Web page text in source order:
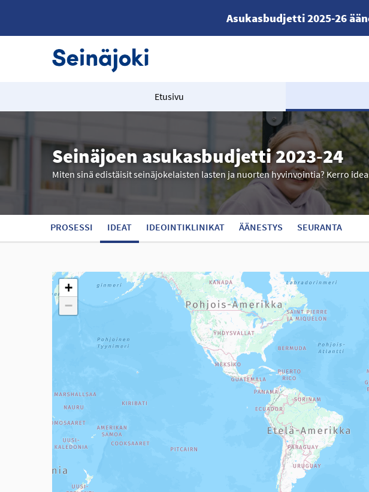
Asukasbudjetti 2025-26
Etusivu
Seinäjoen asukasbudjetti 2023-24
Miten sinä edistäisit seinäjokelaisten lasten ja nuorten hyvinvointia? Kerro
PROSESSI IDEAT IDEOINTIKLINIKAT ÄÄNESTYS SEURANTA
Seuraavassa elementissä on kartta, joka esittää tämän sivun tietueet
+
−